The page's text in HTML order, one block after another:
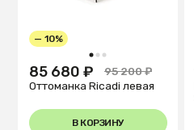
1 2 3
— 10%
85 680 ₽
95 200 ₽
Оттоманка Ricadi левая
В КОРЗИНУ